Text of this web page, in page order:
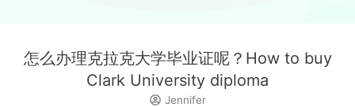
怎么办理克拉克大学毕业证呢？How to buy
Clark University diploma
Jennifer